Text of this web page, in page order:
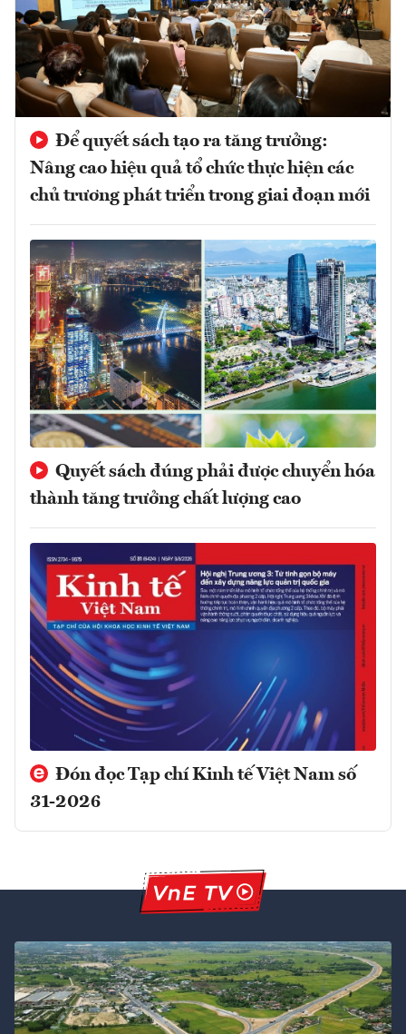
Để quyết sách tạo ra tăng trưởng:
Nâng cao hiệu quả tổ chức thực hiện các
chủ trương phát triển trong giai đoạn mới
Quyết sách đúng phải được chuyển hóa
thành tăng trưởng chất lượng cao
Đón đọc Tạp chí Kinh tế Việt Nam số
31-2026